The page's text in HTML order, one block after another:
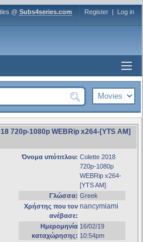
@ Subs4series.com Register | Log in
720p-1080p WEBRip x264-[YTS AM]
Όνομα υπότιτλου: Colette 2018
720p-1080p
WEBRip x264-
[YTS AM]
Γλώσσα: Greek
Χρήστης που τον
ανέβασε:
nancymiami
Ημερομηνία
καταχώρησης:
16/02/19
10:54pm